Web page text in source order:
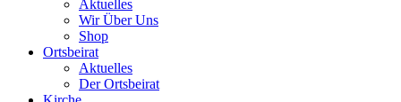
Aktuelles
Wir Über Uns
Shop
Ortsbeirat
Aktuelles
Der Ortsbeirat